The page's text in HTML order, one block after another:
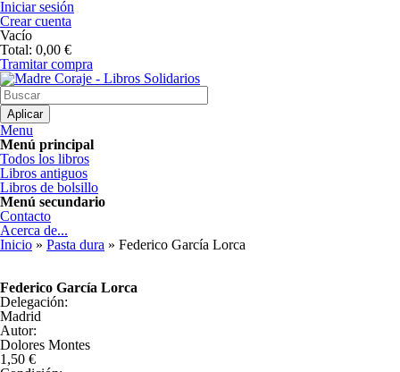
Pasar al contenido principal
Iniciar sesión
Crear cuenta
Vacío
Total: 0,00 €
Tramitar compra
Madre Coraje - Libros Solidarios
Menu
Menú principal
Todos los libros
Libros antiguos
Libros de bolsillo
Menú secundario
Contacto
Acerca de...
Usted está aquí
Inicio » Pasta dura » Federico García Lorca
Federico García Lorca
Delegación:
Madrid
Autor:
Dolores Montes
1,50 €